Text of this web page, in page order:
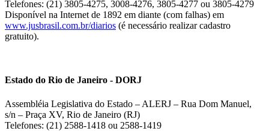
Telefones: (21) 3805-4275, 3008-4276, 3805-4277 ou 3805-4279
Disponível na Internet de 1892 em diante (com falhas) em
www.jusbrasil.com.br/diarios (é necessário realizar cadastro
gratuito).
Estado do Rio de Janeiro - DORJ
Assembléia Legislativa do Estado – ALERJ – Rua Dom Manuel,
s/n – Praça XV, Rio de Janeiro (RJ)
Telefones: (21) 2588-1418 ou 2588-1419